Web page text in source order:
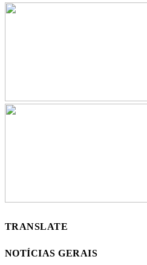
TRANSLATE
NOTÍCIAS GERAIS